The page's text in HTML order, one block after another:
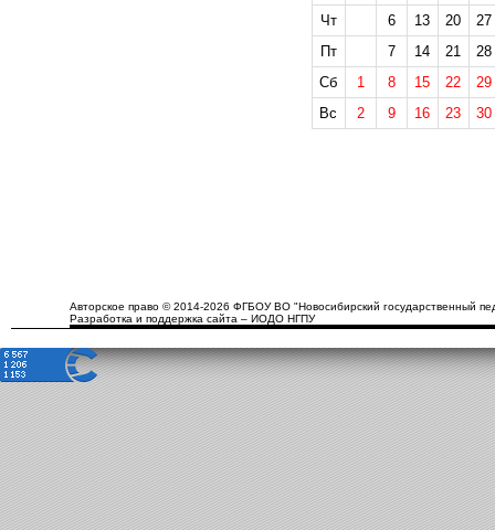
Чт
6 13 20
27
Пт
7 14 21
28
Сб
1 8 15 22
29
Вс
2 9 16 23 30
Авторское право © 2014-2026 ФГБОУ ВО "Новосибирский государственный
Разработка и поддержка сайта – ИОДО НГПУ